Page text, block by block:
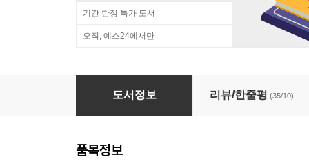
기간 한정 특가 도서
오직, 예스24에서만
글쓰기는 스타일이다
도서정보 리뷰/한줄평 (35/10)
품목정보